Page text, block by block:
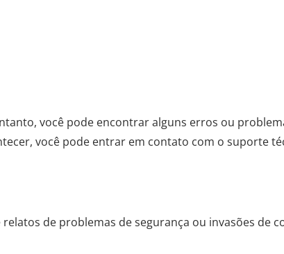
você pode encontrar alguns erros ou
você pode entrar em contato com o suporte
de problemas de segurança ou invasões de